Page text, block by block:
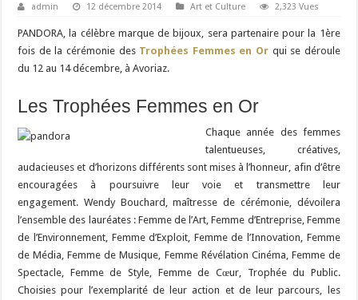
admin 12 décembre 2014 Art et Culture 2,323 Vues
PANDORA, la célèbre marque de bijoux, sera partenaire pour la 1ère
fois de la cérémonie des Trophées Femmes en Orqui se déroule
du 12 au 14 décembre, à Avoriaz.
Les Trophées Femmes en Or
Chaque année des femmes
talentueuses, créatives,
audacieuses et d’horizons différents sont mises à l’honneur, afin d’être
encouragées à poursuivre leur voie et transmettre leur
engagement. Wendy Bouchard, maîtresse de cérémonie, dévoilera
l’ensemble des lauréates : Femme de l’Art, Femme d’Entreprise, Femme
de l’Environnement, Femme d’Exploit, Femme de l’Innovation, Femme
de Média, Femme de Musique, Femme Révélation Cinéma, Femme de
Spectacle, Femme de Style, Femme de Cœur, Trophée du Public.
Choisies pour l’exemplarité de leur action et de leur parcours, les